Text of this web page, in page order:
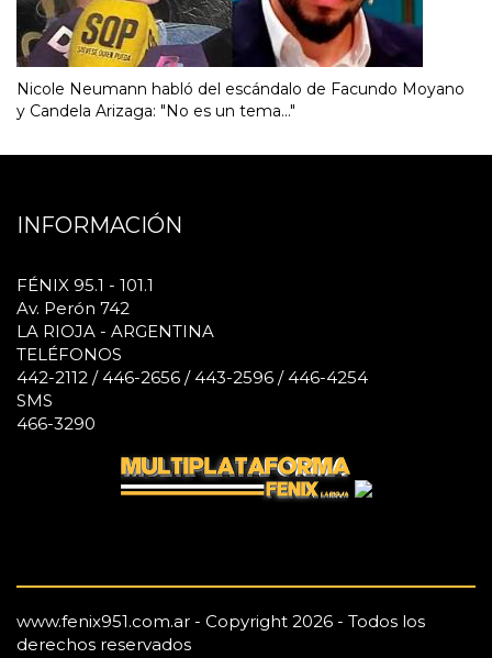
Nicole Neumann habló del escándalo de Facundo Moyano
y Candela Arizaga: "No es un tema..."
INFORMACIÓN
FÉNIX 95.1 - 101.1
Av. Perón 742
LA RIOJA - ARGENTINA
TELÉFONOS
442-2112 / 446-2656 / 443-2596 / 446-4254
SMS
466-3290
www.fenix951.com.ar - Copyright 2026 - Todos los
derechos reservados